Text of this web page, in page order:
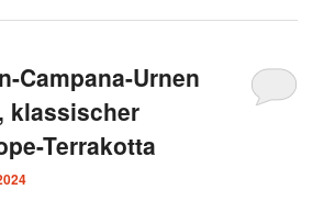
Campana-Urnen
klassischer
Terrakotta